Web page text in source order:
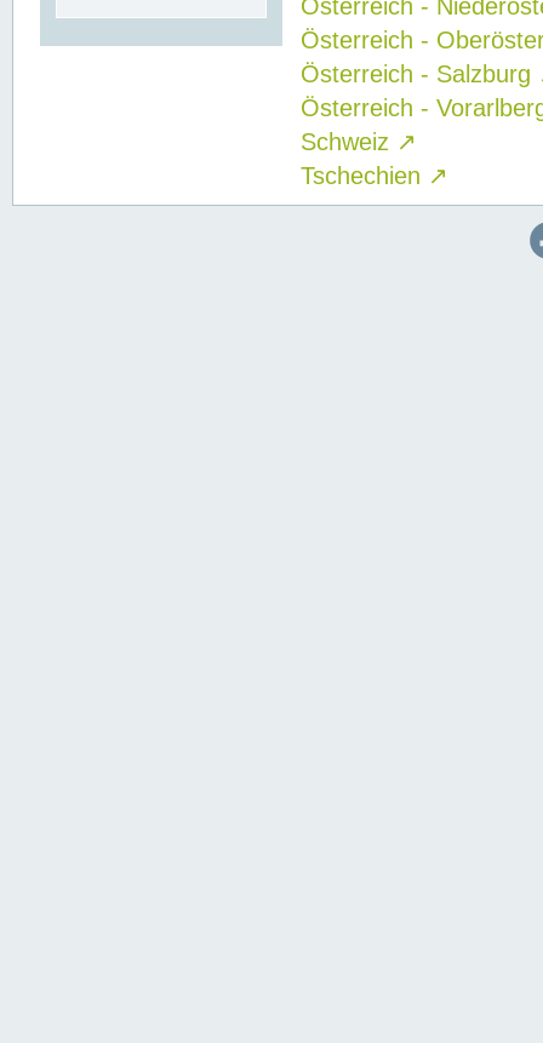
Österreich -
Österreich -
Österreich - Salzburg
Österreich -
Schweiz ↗
Tschechien ↗